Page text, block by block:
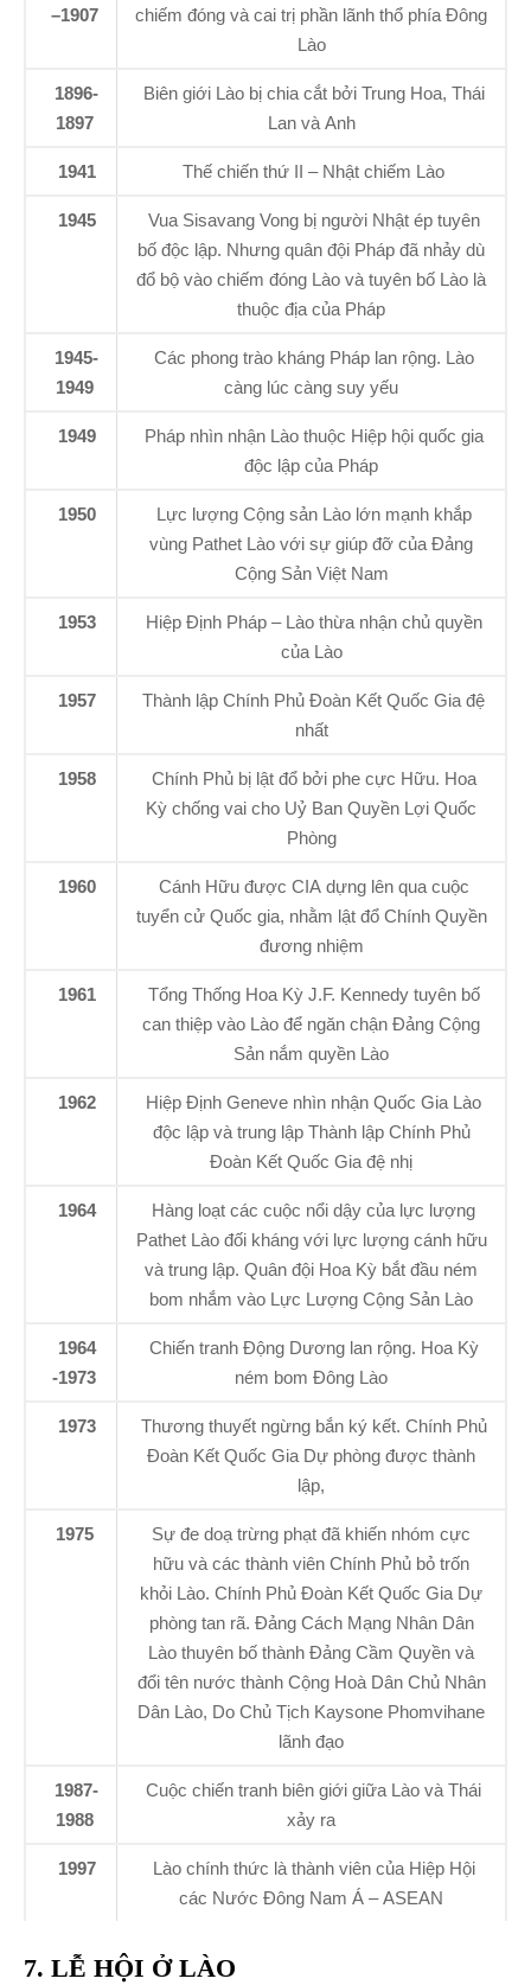
–1907
chiếm đóng và cai trị phần lãnh thổ phía Đông
Lào
1896-
1897
Biên giới Lào bị chia cắt bởi Trung Hoa, Thái
Lan và Anh
1941 Thế chiến thứ II – Nhật chiếm Lào
1945
Vua Sisavang Vong bị người Nhật ép tuyên
bố độc lập. Nhưng quân đội Pháp đã nhảy dù
đổ bộ vào chiếm đóng Lào và tuyên bố Lào là
thuộc địa của Pháp
1945-
1949
Các phong trào kháng Pháp lan rộng. Lào
càng lúc càng suy yếu
1949
Pháp nhìn nhận Lào thuộc Hiệp hội quốc gia
độc lập của Pháp
1950
Lực lượng Cộng sản Lào lớn mạnh khắp
vùng Pathet Lào với sự giúp đỡ của Đảng
Cộng Sản Việt Nam
1953
Hiệp Định Pháp – Lào thừa nhận chủ quyền
của Lào
1957
Thành lập Chính Phủ Đoàn Kết Quốc Gia đệ
nhất
1958
Chính Phủ bị lật đổ bởi phe cực Hữu. Hoa
Kỳ chống vai cho Uỷ Ban Quyền Lợi Quốc
Phòng
1960
Cánh Hữu được CIA dựng lên qua cuộc
tuyển cử Quốc gia, nhằm lật đổ Chính Quyền
đương nhiệm
1961
Tổng Thống Hoa Kỳ J.F. Kennedy tuyên bố
can thiệp vào Lào để ngăn chận Đảng Cộng
Sản nắm quyền Lào
1962
Hiệp Định Geneve nhìn nhận Quốc Gia Lào
độc lập và trung lập Thành lập Chính Phủ
Đoàn Kết Quốc Gia đệ nhị
1964
Hàng loạt các cuộc nổi dậy của lực lượng
Pathet Lào đối kháng với lực lượng cánh hữu
và trung lập. Quân đội Hoa Kỳ bắt đầu ném
bom nhắm vào Lực Lượng Cộng Sản Lào
1964
-1973
Chiến tranh Động Dương lan rộng. Hoa Kỳ
ném bom Đông Lào
1973
Thương thuyết ngừng bắn ký kết. Chính Phủ
Đoàn Kết Quốc Gia Dự phòng được thành
lập,
1975
Sự đe doạ trừng phạt đã khiến nhóm cực
hữu và các thành viên Chính Phủ bỏ trốn
khỏi Lào. Chính Phủ Đoàn Kết Quốc Gia Dự
phòng tan rã. Đảng Cách Mạng Nhân Dân
Lào thuyên bố thành Đảng Cầm Quyền và
đổi tên nước thành Cộng Hoà Dân Chủ Nhân
Dân Lào, Do Chủ Tịch Kaysone Phomvihane
lãnh đạo
1987-
1988
Cuộc chiến tranh biên giới giữa Lào và Thái
xảy ra
1997
Lào chính thức là thành viên của Hiệp Hội
các Nước Đông Nam Á – ASEAN
7. LỄ HỘI Ở LÀO